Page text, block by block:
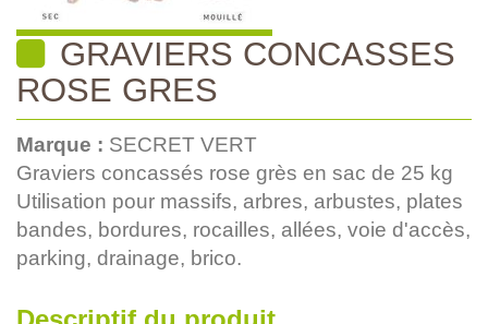
GRAVIERS CONCASSES
ROSE GRES
Marque : SECRET VERT
Graviers concassés rose grès en sac de 25 kg
Utilisation pour massifs, arbres, arbustes, plates
bandes, bordures, rocailles, allées, voie d'accès,
parking, drainage, brico.